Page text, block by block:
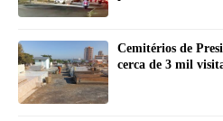
Cemitérios de
cerca de 3 mil